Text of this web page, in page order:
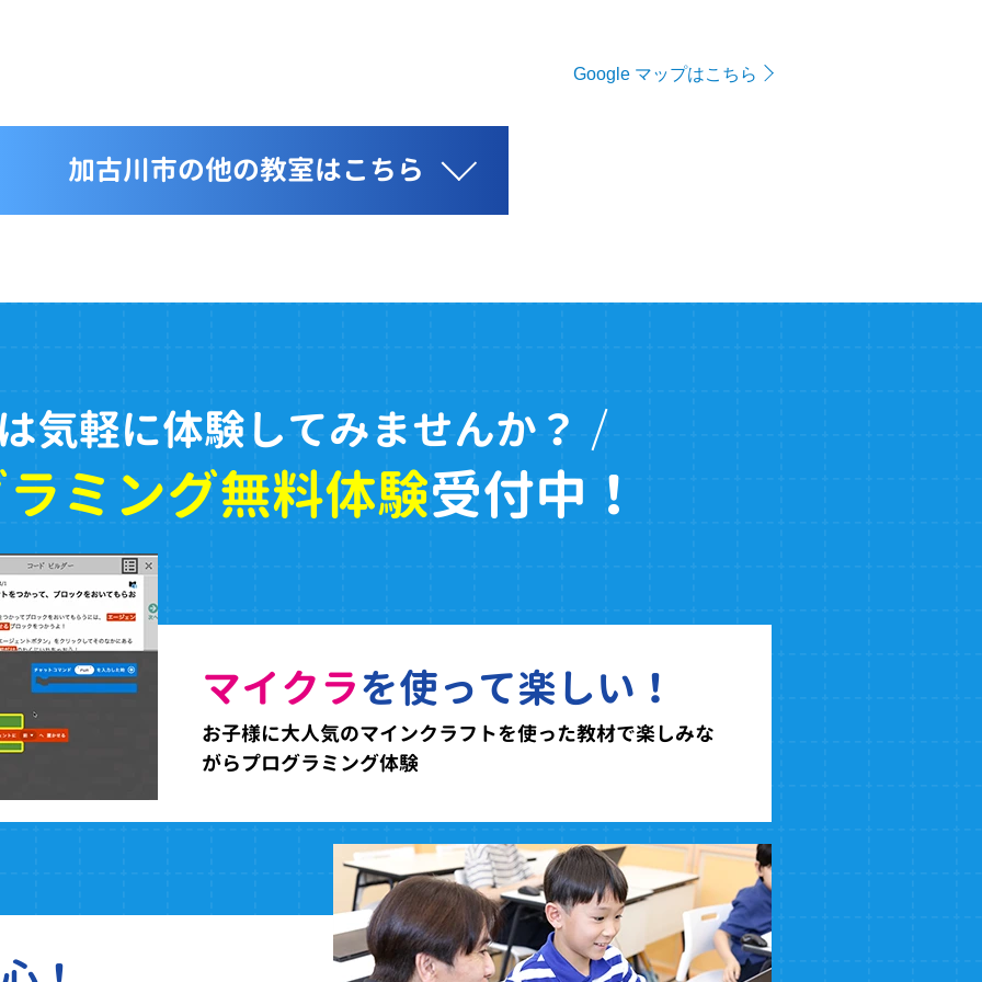
Google マップはこちら
加古川市の他の教室はこちら
気軽に体験してみませんか？
ミング無料体験受付中！
マイクラを使って楽しい！
お子様に大人気のマインクラフトを使った教材で楽しみな
がらプログラミング体験